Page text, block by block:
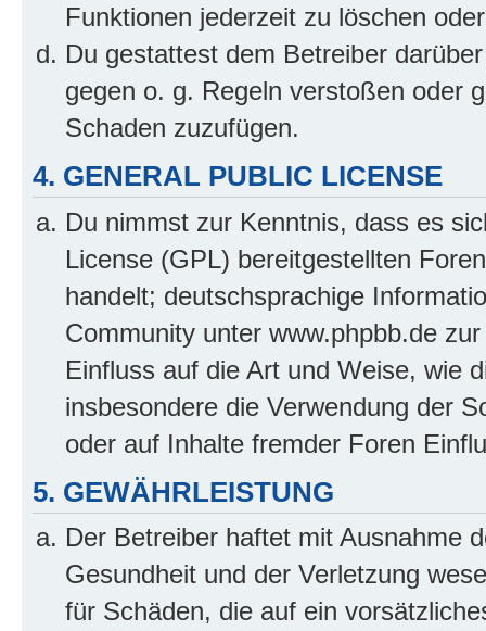
Funktionen jederzeit zu löschen
Du gestattest dem Betreiber
gegen o. g. Regeln verstoßen oder
Schaden zuzufügen.
4. GENERAL PUBLIC LICENSE
Du nimmst zur Kenntnis, dass es
License (GPL) bereitgestellten
handelt; deutschsprachige
Community unter www.phpbb.de
Einfluss auf die Art und Weise, wie
insbesondere die Verwendung der
oder auf Inhalte fremder Foren
5. GEWÄHRLEISTUNG
Der Betreiber haftet mit Ausnahme
Gesundheit und der Verletzung
für Schäden, die auf ein